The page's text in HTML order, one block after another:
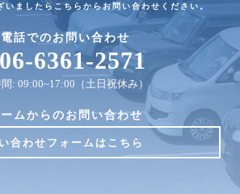
いましたらこちらからお問い合わせください。
話でのお問い合わせ
06-6361-2571
: 09:00~17:00（土日祝休み）
ムからのお問い合わせ
合わせフォームはこちら